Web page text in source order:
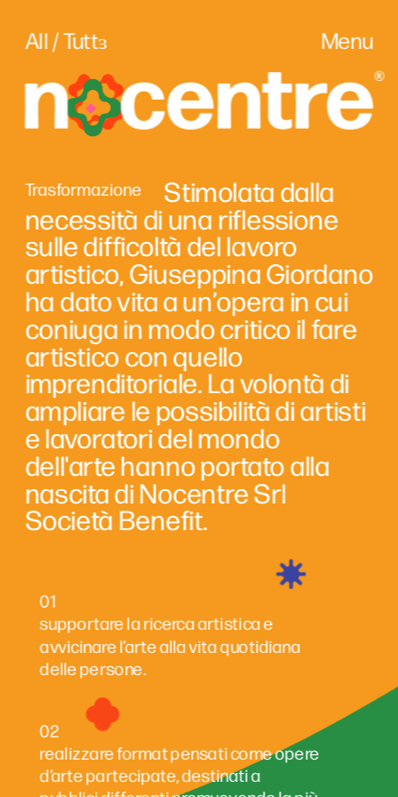
Menu
All / Tuttɜ
                            Stimolata dalla
necessità di una riflessione
sulle difficoltà del lavoro
artistico, Giuseppina Giordano
ha dato vita a un’opera in cui
coniuga in modo critico il fare
artistico con quello
imprenditoriale. La volontà di
ampliare le possibilità di artisti
e lavoratori del mondo
dell'arte hanno portato alla
nascita di Nocentre Srl
Società Benefit.
Trasformazione
01
supportare la ricerca artistica e
avvicinare l’arte alla vita quotidiana
delle persone.
02
realizzare format pensati come opere
d’arte partecipate, destinati a